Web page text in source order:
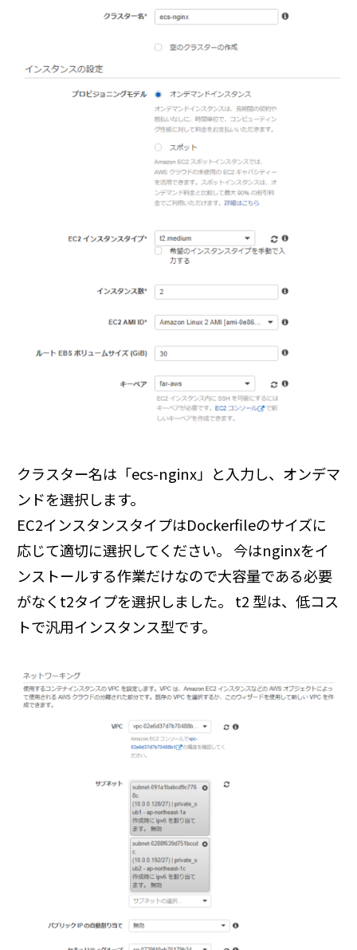
クラスター名は「ecs-nginx」と入力し、オンデマ
ンドを選択します。
EC2インスタンスタイプはDockerfileのサイズに
応じて適切に選択してください。 今はnginxをイ
ンストールする作業だけなので大容量である必要
がなくt2タイプを選択しました。 t2 型は、低コス
トで汎用インスタンス型です。